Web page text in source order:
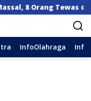
Tewas dan 14
InfoOlahraga